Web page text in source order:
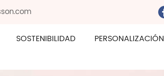
SOSTENIBILIDAD PERSONALIZACIÓN